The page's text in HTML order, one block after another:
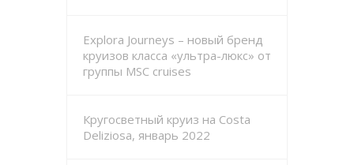
Explora Journeys – новый бренд
круизов класса «ультра-люкс» от
группы MSC cruises
Кругосветный круиз на Costa
Deliziosa, январь 2022